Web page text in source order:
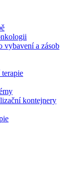
katalog B.
portfoliem.
vás. Zvolte
nás.​
vybavení a zásob
kontejnery